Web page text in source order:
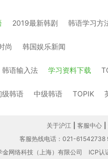
2019最新韩剧 韩语学习方
尚 韩国娱乐新闻
韩语输入法 学习资料下载
级韩语 中级韩语 TOPIK
关于沪江 客服中心
客服热线电话：021-61542738
金网络科技（上海）有限公司 ICP认